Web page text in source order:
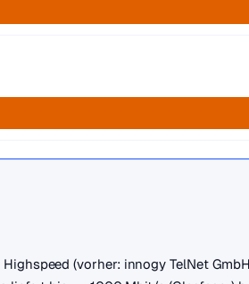
(vorher: innogy TelNet